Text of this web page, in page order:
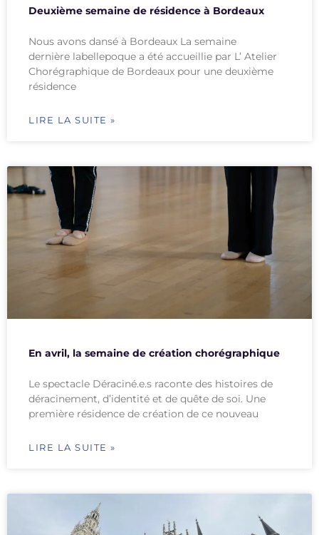
Deuxième semaine de résidence à Bordeaux
Nous avons dansé à Bordeaux La semaine
dernière labellepoque a été accueillie par L’ Atelier
Chorégraphique de Bordeaux pour une deuxième
résidence
LIRE LA SUITE »
En avril, la semaine de création chorégraphique
Le spectacle Déraciné.e.s raconte des histoires de
déracinement, d’identité et de quête de soi. Une
première résidence de création de ce nouveau
LIRE LA SUITE »